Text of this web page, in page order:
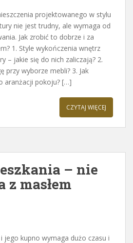
projektowanego w stylu
nie jest trudny, ale wymaga od
Jak zrobić to dobrze i za
1. Style wykończenia wnętrz
– jakie się do nich zaliczają? 2.
przy wyborze mebli? 3. Jak
aranżacji pokoju? […]
CZYTAJ WIĘCEJ
– nie
z masłem
jego kupno wymaga dużo czasu i